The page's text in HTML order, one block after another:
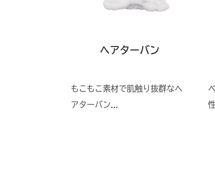
ヘアターバン
もこもこ素材で肌触り抜群なヘ
アターバン...